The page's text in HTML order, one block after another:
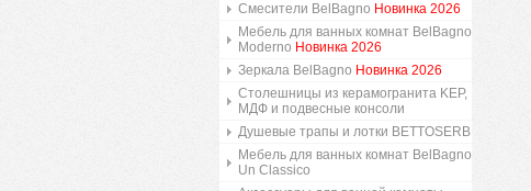
Смесители BelBagno Новинка 2026
Мебель для ванных комнат BelBagno
Moderno Новинка 2026
Зеркала BelBagno Новинка 2026
Столешницы из керамогранита KEP,
МДФ и подвесные консоли
Душевые трапы и лотки BETTOSERB
Мебель для ванных комнат BelBagno
Un Classico